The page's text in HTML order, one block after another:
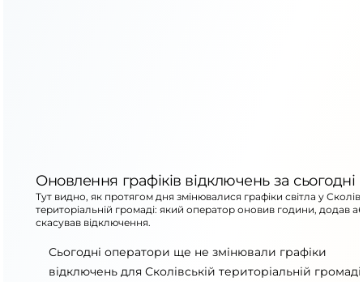
Оновлення графіків відключень за сьогодні
Тут видно, як протягом дня змінювалися графіки світла у
територіальній громаді: який оператор оновив години, додав
скасував відключення.
Сьогодні оператори ще не змінювали графіки
відключень для Сколівській територіальній громаді.